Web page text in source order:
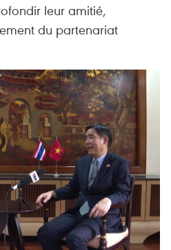
leur amitié,
du partenariat